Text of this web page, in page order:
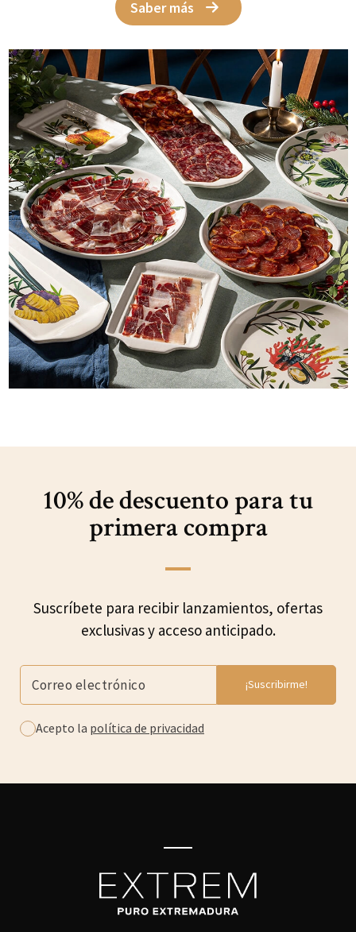
Saber más
10% de descuento paratu
primera compra
Suscríbete para recibir lanzamientos, ofertas
exclusivas y acceso anticipado.
Acepto la política de privacidad